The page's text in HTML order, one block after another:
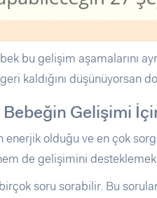
bu gelişim aşamalarını
kaldığını düşünüyorsan
Bebeğin Gelişimi
enerjik olduğu ve en çok
de gelişimini
soru sorabilir. Bu